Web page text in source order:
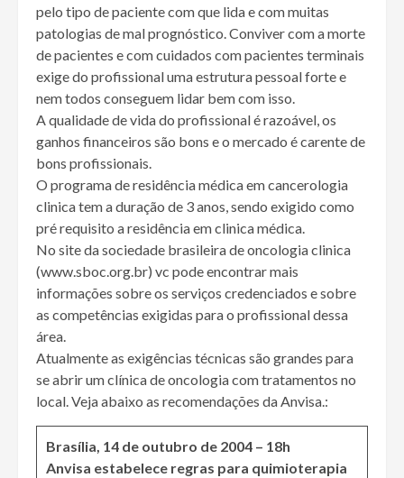
pelo tipo de paciente com que lida e com muitas
patologias de mal prognóstico. Conviver com a morte
de pacientes e com cuidados com pacientes terminais
exige do profissional uma estrutura pessoal forte e
nem todos conseguem lidar bem com isso.
A qualidade de vida do profissional é razoável, os
ganhos financeiros são bons e o mercado é carente de
bons profissionais.
O programa de residência médica em cancerologia
clinica tem a duração de 3 anos, sendo exigido como
pré requisito a residência em clinica médica.
No site da sociedade brasileira de oncologia clinica
(www.sboc.org.br) vc pode encontrar mais
informações sobre os serviços credenciados e sobre
as competências exigidas para o profissional dessa
área.
Atualmente as exigências técnicas são grandes para
se abrir um clínica de oncologia com tratamentos no
local. Veja abaixo as recomendações da Anvisa.:
Brasília, 14 de outubro de 2004 – 18h
Anvisa estabelece regras para quimioterapia